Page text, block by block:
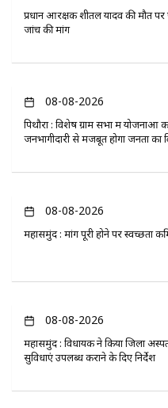
प्रधान आरक्षक शीतल यादव की मौत
जांच की मांग
08-08-2026
पिथौरा : विशेष ग्राम सभा में योजनाओं
जनभागीदारी से मजबूत होगा जनता का
08-08-2026
महासमुंद : मांग पूरी होने पर स्वच्छता
08-08-2026
महासमुंद : विधायक ने किया जिला
सुविधाएं उपलब्ध कराने के दिए निर्देश